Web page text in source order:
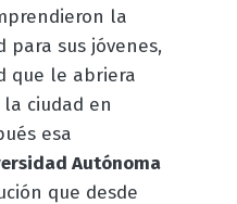
la
para sus jóvenes,
que le abriera
ciudad en
esa
Autónoma
que desde